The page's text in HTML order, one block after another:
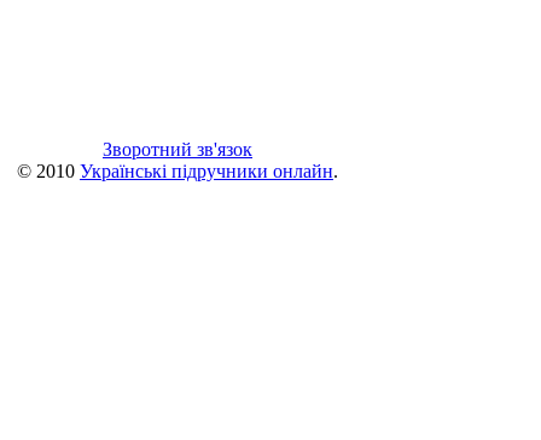
Зворотний зв'язок
© 2010 Українські підручники онлайн.